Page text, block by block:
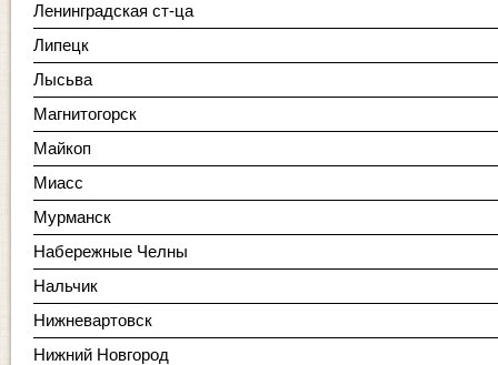
Ленинградская ст-ца
Липецк
Лысьва
Магнитогорск
Майкоп
Миасс
Мурманск
Набережные Челны
Нальчик
Нижневартовск
Нижний Новгород